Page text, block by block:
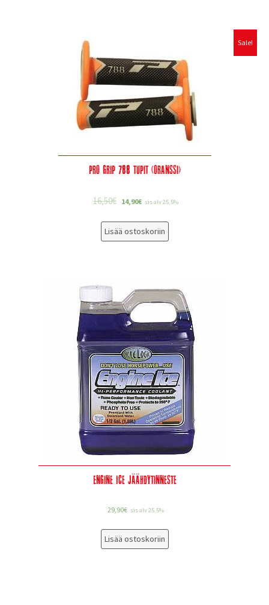
Sale!
Pro Grip 788 tupit (oranssi)
16,50€ 14,90€ sis alv 25.5%
Lisää ostoskoriin
Engine Ice Jäähdytinneste
29,90€ sis alv 25.5%
Lisää ostoskoriin